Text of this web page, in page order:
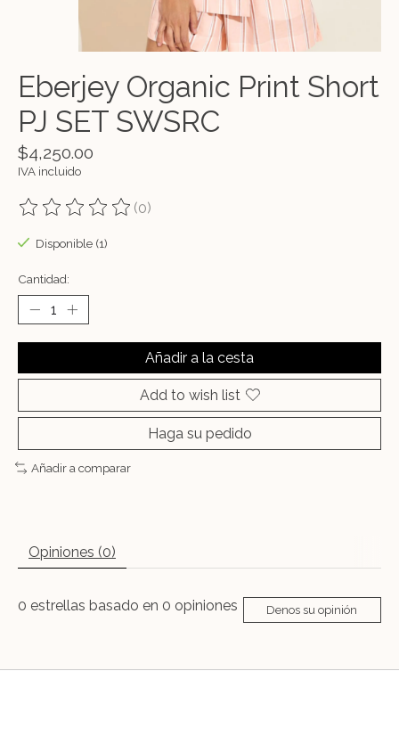
Eberjey Organic Print Short
PJ SET SWSRC
$4,250.00
IVA incluido
The rating of this product is
(0)
Disponible (1)
Cantidad:
Añadir a la cesta
Add to wish list
Haga su pedido
Añadir a comparar
Opiniones (0)
0 estrellas basado en 0 opiniones Denos su opinión